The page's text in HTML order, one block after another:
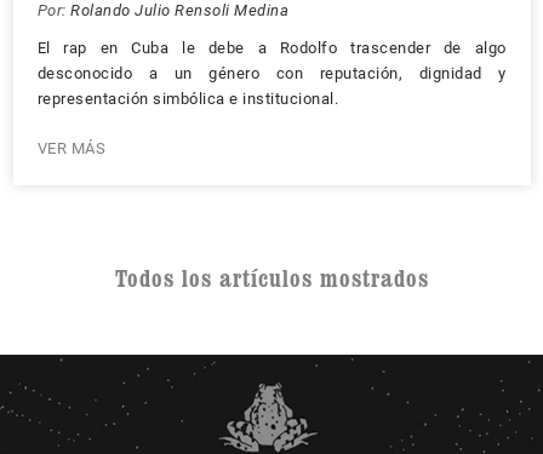
Por: Rolando Julio Rensoli Medina
El rap en Cuba le debe a Rodolfo trascender de algo
desconocido a un género con reputación, dignidad y
representación simbólica e institucional.
VER MÁS
Todos los artículos mostrados